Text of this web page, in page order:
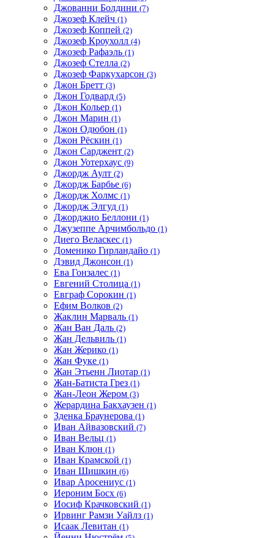
Джованни Болдини (7)
Джозеф Клейч (1)
Джозеф Коппей (2)
Джозеф Кроухолл (4)
Джозеф Рафаэль (1)
Джозеф Стелла (2)
Джозеф Фаркухарсон (3)
Джон Бретт (3)
Джон Годвард (5)
Джон Кольер (1)
Джон Марин (1)
Джон Одюбон (1)
Джон Рёскин (1)
Джон Сарджент (2)
Джон Уотерхаус (9)
Джордж Аулт (2)
Джордж Барбье (6)
Джордж Холмс (1)
Джордж Элгуд (1)
Джорджио Беллони (1)
Джузеппе Арчимбольдо (1)
Диего Веласкес (1)
Доменико Гирландайо (1)
Дэвид Джонсон (1)
Ева Гонзалес (1)
Евгений Столица (1)
Евграф Сорокин (1)
Ефим Волков (2)
Жаклин Марваль (1)
Жан Ван Даль (2)
Жан Дельвиль (1)
Жан Жерико (1)
Жан Фуке (1)
Жан Этьенн Лиотар (1)
Жан-Батиста Грез (1)
Жан-Леон Жером (3)
Жерардина Бакхаузен (1)
Зденка Браунерова (1)
Иван Айвазовский (7)
Иван Вельц (1)
Иван Клюн (1)
Иван Крамской (1)
Иван Шишкин (6)
Ивар Аросениус (1)
Иероним Босх (6)
Иосиф Крачковский (1)
Ирвинг Рамзи Уайлз (1)
Исаак Левитан (1)